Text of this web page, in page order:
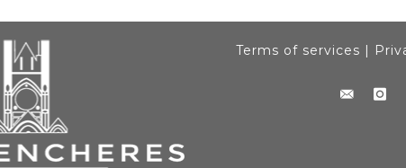
Terms of services |